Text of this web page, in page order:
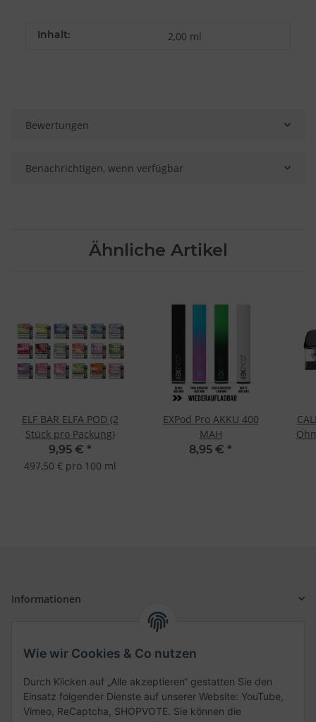
Inhalt: 2,00 ml
Bewertungen
Benachrichtigen, wenn verfügbar
Ähnliche Artikel
ELF BAR ELFA POD (2
Stück pro Packung)
9,95 € *
497,50 € pro 100 ml
EXPod Pro AKKU 400
MAH
8,95 € *
Informationen
Wie wir Cookies & Co nutzen
Durch Klicken auf „Alle akzeptieren“ gestatten Sie den
Einsatz folgender Dienste auf unserer Website: YouTube,
Vimeo, ReCaptcha, SHOPVOTE. Sie können die